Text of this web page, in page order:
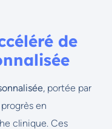
de
, portée par
en
clinique. Ces